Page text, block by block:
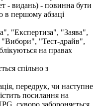
- видань) - повинна бути
в першому абзаці
"Експертиза", "Заява",
"Тест-драйв",
на правах
спільно з
передрук, чи наступне
посилання на